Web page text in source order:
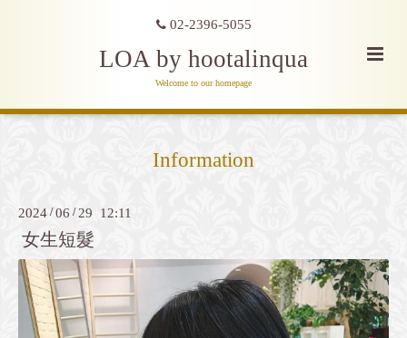
02-2396-5055
LOA by hootalinqua
Welcome to our homepage
Information
2024 /06 / 29 12:11
女生短髮